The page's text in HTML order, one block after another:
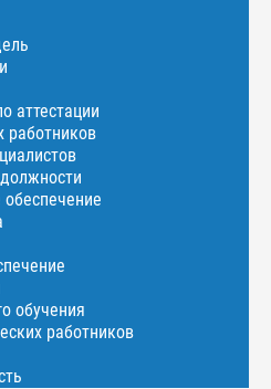
аттестации
работников
обучения
работников